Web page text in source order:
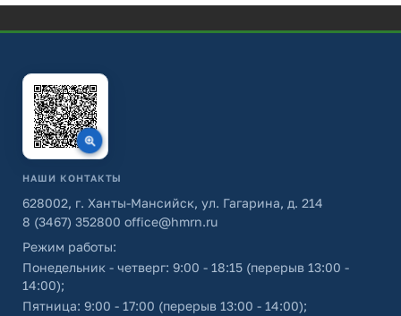
НАШИ КОНТАКТЫ
628002, г. Ханты-Мансийск, ул. Гагарина, д. 214
8 (3467) 352800 office@hmrn.ru
Режим работы:
Понедельник - четверг: 9:00 - 18:15 (перерыв 13:00 -
14:00);
Пятница: 9:00 - 17:00 (перерыв 13:00 - 14:00);